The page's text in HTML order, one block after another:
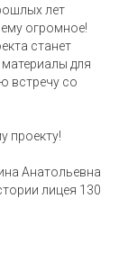
лет
огромное!
станет
для
встречу со
проекту!
Анатольевна
лицея 130